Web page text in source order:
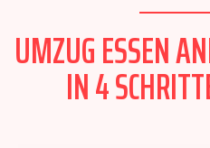
UMZUG ESSEN
IN 4